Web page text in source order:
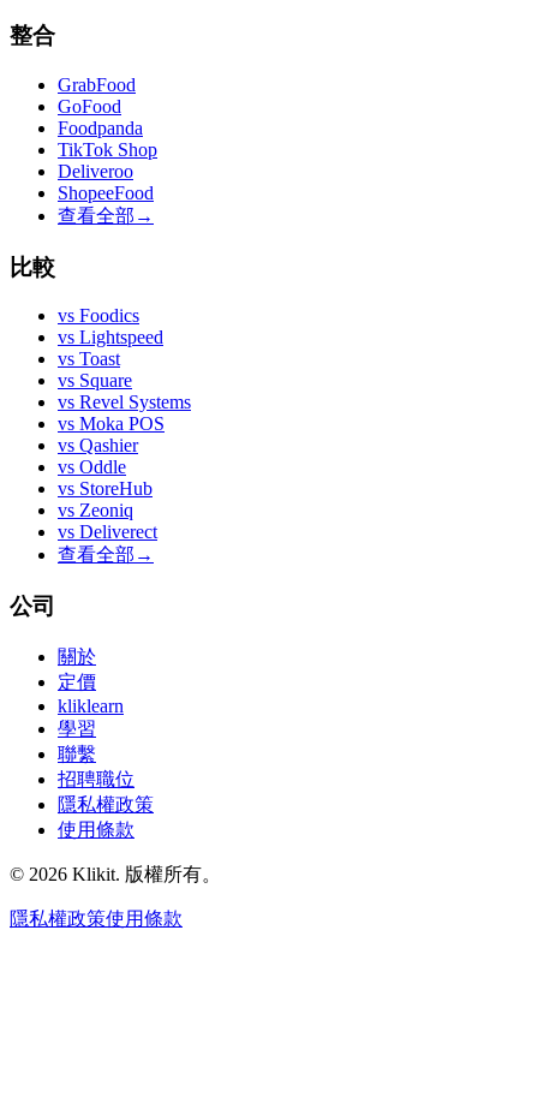
整合
GrabFood
GoFood
Foodpanda
TikTok Shop
Deliveroo
ShopeeFood
查看全部 →
比較
vs Foodics
vs Lightspeed
vs Toast
vs Square
vs Revel Systems
vs Moka POS
vs Qashier
vs Oddle
vs StoreHub
vs Zeoniq
vs Deliverect
查看全部 →
公司
關於
定價
kliklearn
學習
聯繫
招聘職位
隱私權政策
使用條款
© 2026 Klikit. 版權所有。
隱私權政策使用條款